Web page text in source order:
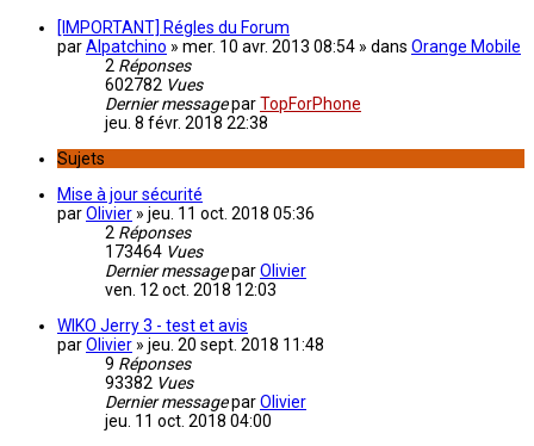
[IMPORTANT] Régles du Forum
parAlpatchino » mer. 10 avr. 2013 08:54 » dans Orange Mobile
2 Réponses
602782 Vues
Dernier messageparTopForPhone
jeu. 8 févr. 2018 22:38
Sujets
Mise à jour sécurité
parOlivier » jeu. 11 oct. 2018 05:36
2 Réponses
173464 Vues
Dernier messageparOlivier
ven. 12 oct. 2018 12:03
WIKO Jerry 3 - test et avis
parOlivier » jeu. 20 sept. 2018 11:48
9 Réponses
93382 Vues
Dernier messageparOlivier
jeu. 11 oct. 2018 04:00